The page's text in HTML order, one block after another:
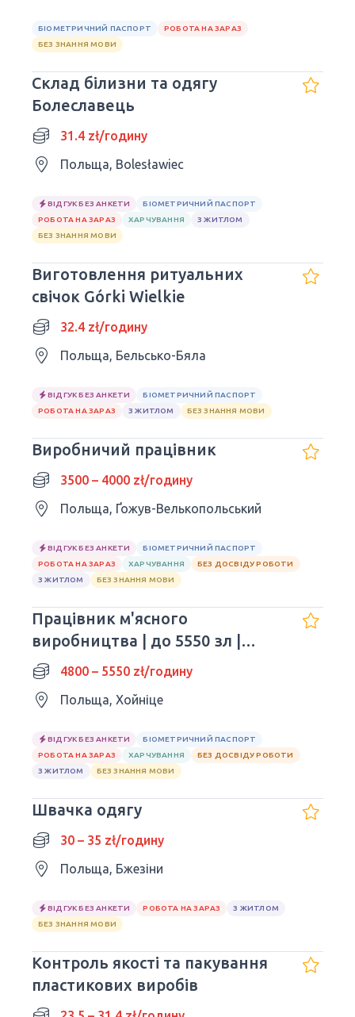
БІОМЕТРИЧНИЙ ПАСПОРТ
РОБОТА НА ЗАРАЗ
БЕЗ ЗНАННЯ МОВИ
Склад білизни та одягу
Болеславець
31.4 zł/годину
Польща, Bolesławiec
ВІДГУК БЕЗ АНКЕТИ
БІОМЕТРИЧНИЙ ПАСПОРТ
РОБОТА НА ЗАРАЗ
ХАРЧУВАННЯ
З ЖИТЛОМ
БЕЗ ЗНАННЯ МОВИ
Виготовлення ритуальних
свічок Górki Wielkie
32.4 zł/годину
Польща, Бельсько-Бяла
ВІДГУК БЕЗ АНКЕТИ
БІОМЕТРИЧНИЙ ПАСПОРТ
РОБОТА НА ЗАРАЗ
З ЖИТЛОМ БЕЗ ЗНАННЯ МОВИ
Виробничий працівник
3500 – 4000 zł/годину
Польща, Ґожув-Велькопольський
ВІДГУК БЕЗ АНКЕТИ
БІОМЕТРИЧНИЙ ПАСПОРТ
РОБОТА НА ЗАРАЗ
ХАРЧУВАННЯ
БЕЗ ДОСВІДУ РОБОТИ
З ЖИТЛОМ
БЕЗ ЗНАННЯ МОВИ
Працівник м'ясного
виробництва | до 5550 зл |
Chojnice4800 – 5550 zł/годину
Польща, Хойніце
ВІДГУК БЕЗ АНКЕТИ
БІОМЕТРИЧНИЙ ПАСПОРТ
РОБОТА НА ЗАРАЗ
ХАРЧУВАННЯ
БЕЗ ДОСВІДУ РОБОТИ
З ЖИТЛОМ
БЕЗ ЗНАННЯ МОВИ
Швачка одягу
30 – 35 zł/годину
Польща, Бжезіни
ВІДГУК БЕЗ АНКЕТИ РОБОТА НА ЗАРАЗ
З ЖИТЛОМ
БЕЗ ЗНАННЯ МОВИ
Контроль якості та пакування
пластикових виробів